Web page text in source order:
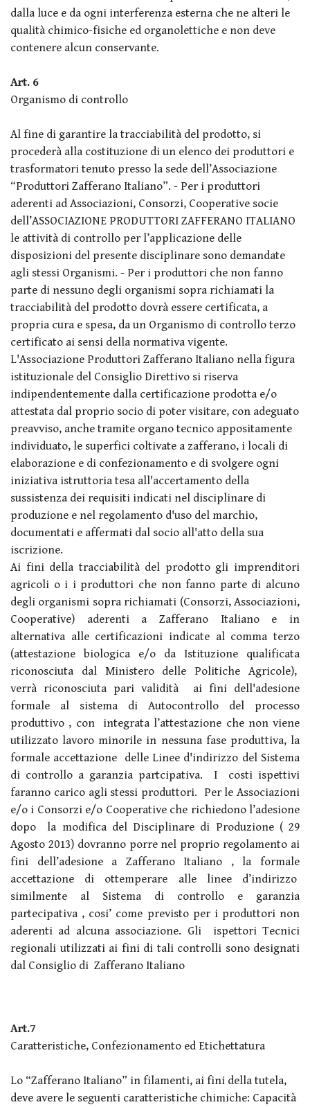
dalla luce e da ogni interferenza esterna che ne alteri le
qualità chimico-fisiche ed organolettiche e non deve
contenere alcun conservante.
Art. 6
Organismo di controllo
Al fine di garantire la tracciabilità del prodotto, si
procederà alla costituzione di un elenco dei produttori e
trasformatori tenuto presso la sede dell’Associazione
“Produttori Zafferano Italiano”. - Per i produttori
aderenti ad Associazioni, Consorzi, Cooperative socie
dell’ASSOCIAZIONE PRODUTTORI ZAFFERANO ITALIANO
le attività di controllo per l’applicazione delle
disposizioni del presente disciplinare sono demandate
agli stessi Organismi. - Per i produttori che non fanno
parte di nessuno degli organismi sopra richiamati la
tracciabilità del prodotto dovrà essere certificata, a
propria cura e spesa, da un Organismo di controllo terzo
certificato ai sensi della normativa vigente.
L'Associazione Produttori Zafferano Italiano nella figura
istituzionale del Consiglio Direttivo si riserva
indipendentemente dalla certificazione prodotta e/o
attestata dal proprio socio di poter visitare, con adeguato
preavviso, anche tramite organo tecnico appositamente
individuato, le superfici coltivate a zafferano, i locali di
elaborazione e di confezionamento e di svolgere ogni
iniziativa istruttoria tesa all'accertamento della
sussistenza dei requisiti indicati nel disciplinare di
produzione e nel regolamento d'uso del marchio,
documentati e affermati dal socio all'atto della sua
iscrizione.
Ai fini della tracciabilità del prodotto gli imprenditori
agricoli o i i produttori che non fanno parte di alcuno
degli organismi sopra richiamati (Consorzi, Associazioni,
Cooperative) aderenti a Zafferano Italiano e in
alternativa alle certificazioni indicate al comma terzo
(attestazione biologica e/o da Istituzione qualificata
riconosciuta dal Ministero delle Politiche Agricole),
verrà riconosciuta pari validità ai fini dell'adesione
formale al sistema di Autocontrollo del processo
produttivo , con integrata l’attestazione che non viene
utilizzato lavoro minorile in nessuna fase produttiva, la
formale accettazione delle Linee d'indirizzo del Sistema
di controllo a garanzia partcipativa. I costi ispettivi
faranno carico agli stessi produttori. Per le Associazioni
e/o i Consorzi e/o Cooperative che richiedono l’adesione
dopo la modifica del Disciplinare di Produzione ( 29
Agosto 2013) dovranno porre nel proprio regolamento ai
fini dell’adesione a Zafferano Italiano , la formale
accettazione di ottemperare alle linee d’indirizzo
similmente al Sistema di controllo e garanzia
partecipativa , cosi’ come previsto per i produttori non
aderenti ad alcuna associazione. Gli ispettori Tecnici
regionali utilizzati ai fini di tali controlli sono designati
dal Consiglio di Zafferano Italiano
Art.7
Caratteristiche, Confezionamento ed Etichettatura
Lo “Zafferano Italiano” in filamenti, ai fini della tutela,
deve avere le seguenti caratteristiche chimiche: Capacità